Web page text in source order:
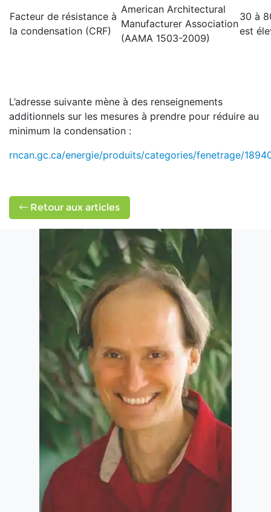
Facteur de résistance à
la condensation (CRF)
American Architectural
Manufacturer Association
(AAMA 1503-2009)
30 à
est
L’adresse suivante mène à des renseignements
additionnels sur les mesures à prendre pour réduire au
minimum la condensation :
rncan.gc.ca/energie/produits/categories/fenetrage/
Retour aux articles